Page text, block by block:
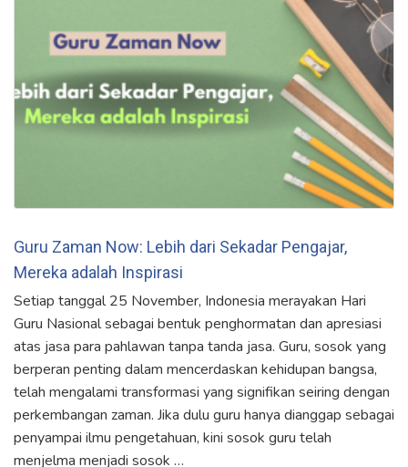
Guru Zaman Now: Lebih dari Sekadar Pengajar,
Mereka adalah Inspirasi
Setiap tanggal 25 November, Indonesia merayakan Hari
Guru Nasional sebagai bentuk penghormatan dan apresiasi
atas jasa para pahlawan tanpa tanda jasa. Guru, sosok yang
berperan penting dalam mencerdaskan kehidupan bangsa,
telah mengalami transformasi yang signifikan seiring dengan
perkembangan zaman. Jika dulu guru hanya dianggap sebagai
penyampai ilmu pengetahuan, kini sosok guru telah
menjelma menjadi sosok …